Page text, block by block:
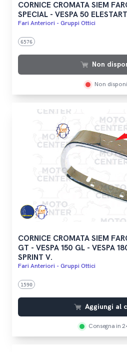
CORNICE CROMATA SIEM
SPECIAL - VESPA 50 ELESTART
Fari Anteriori - Gruppi Ottici
6576
Non
Non
CORNICE CROMATA SIEM
GT - VESPA 150 GL - VESPA
SPRINT V.
Fari Anteriori - Gruppi Ottici
1590
Aggiungi al
Consegna in